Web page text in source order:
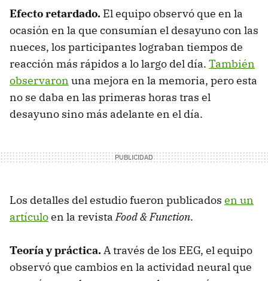
Efecto retardado. El equipo observó que en la
ocasión en la que consumían el desayuno con las
nueces, los participantes lograban tiempos de
reacción más rápidos a lo largo del día. También
observaron una mejora en la memoria, pero esta
no se daba en las primeras horas tras el
desayuno sino más adelante en el día.
Los detalles del estudio fueron publicados en un
artículoen la revistaFood & Function.
Teoría y práctica.A través de los EEG, el equipo
observó que cambios en la actividad neural que